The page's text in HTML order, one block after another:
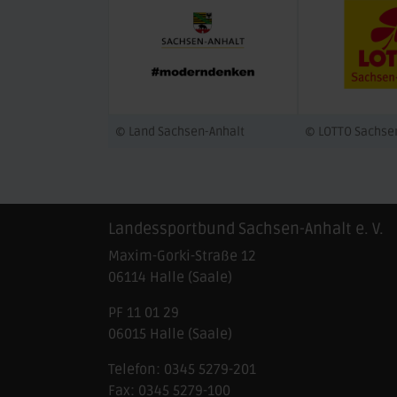
© Land Sachsen-Anhalt © LOTTO
Landessportbund Sachsen-Anhalt e. V.
Maxim-Gorki-Straße 12
06114 Halle (Saale)
PF 11 01 29
06015 Halle (Saale)
Telefon: 0345 5279-201
Fax: 0345 5279-100